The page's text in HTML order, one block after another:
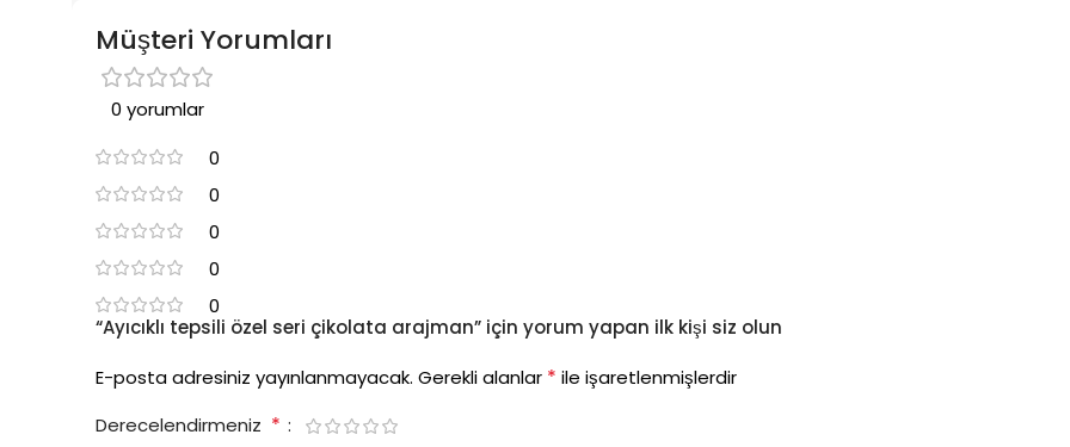
Müşteri Yorumları
0 yorumlar
0
0
0
0
0
“Ayıcıklı tepsili özel seri çikolata arajman” için yorum yapan ilk kişi siz olun
E-posta adresiniz yayınlanmayacak. Gerekli alanlar * ile işaretlenmişlerdir
Derecelendirmeniz *